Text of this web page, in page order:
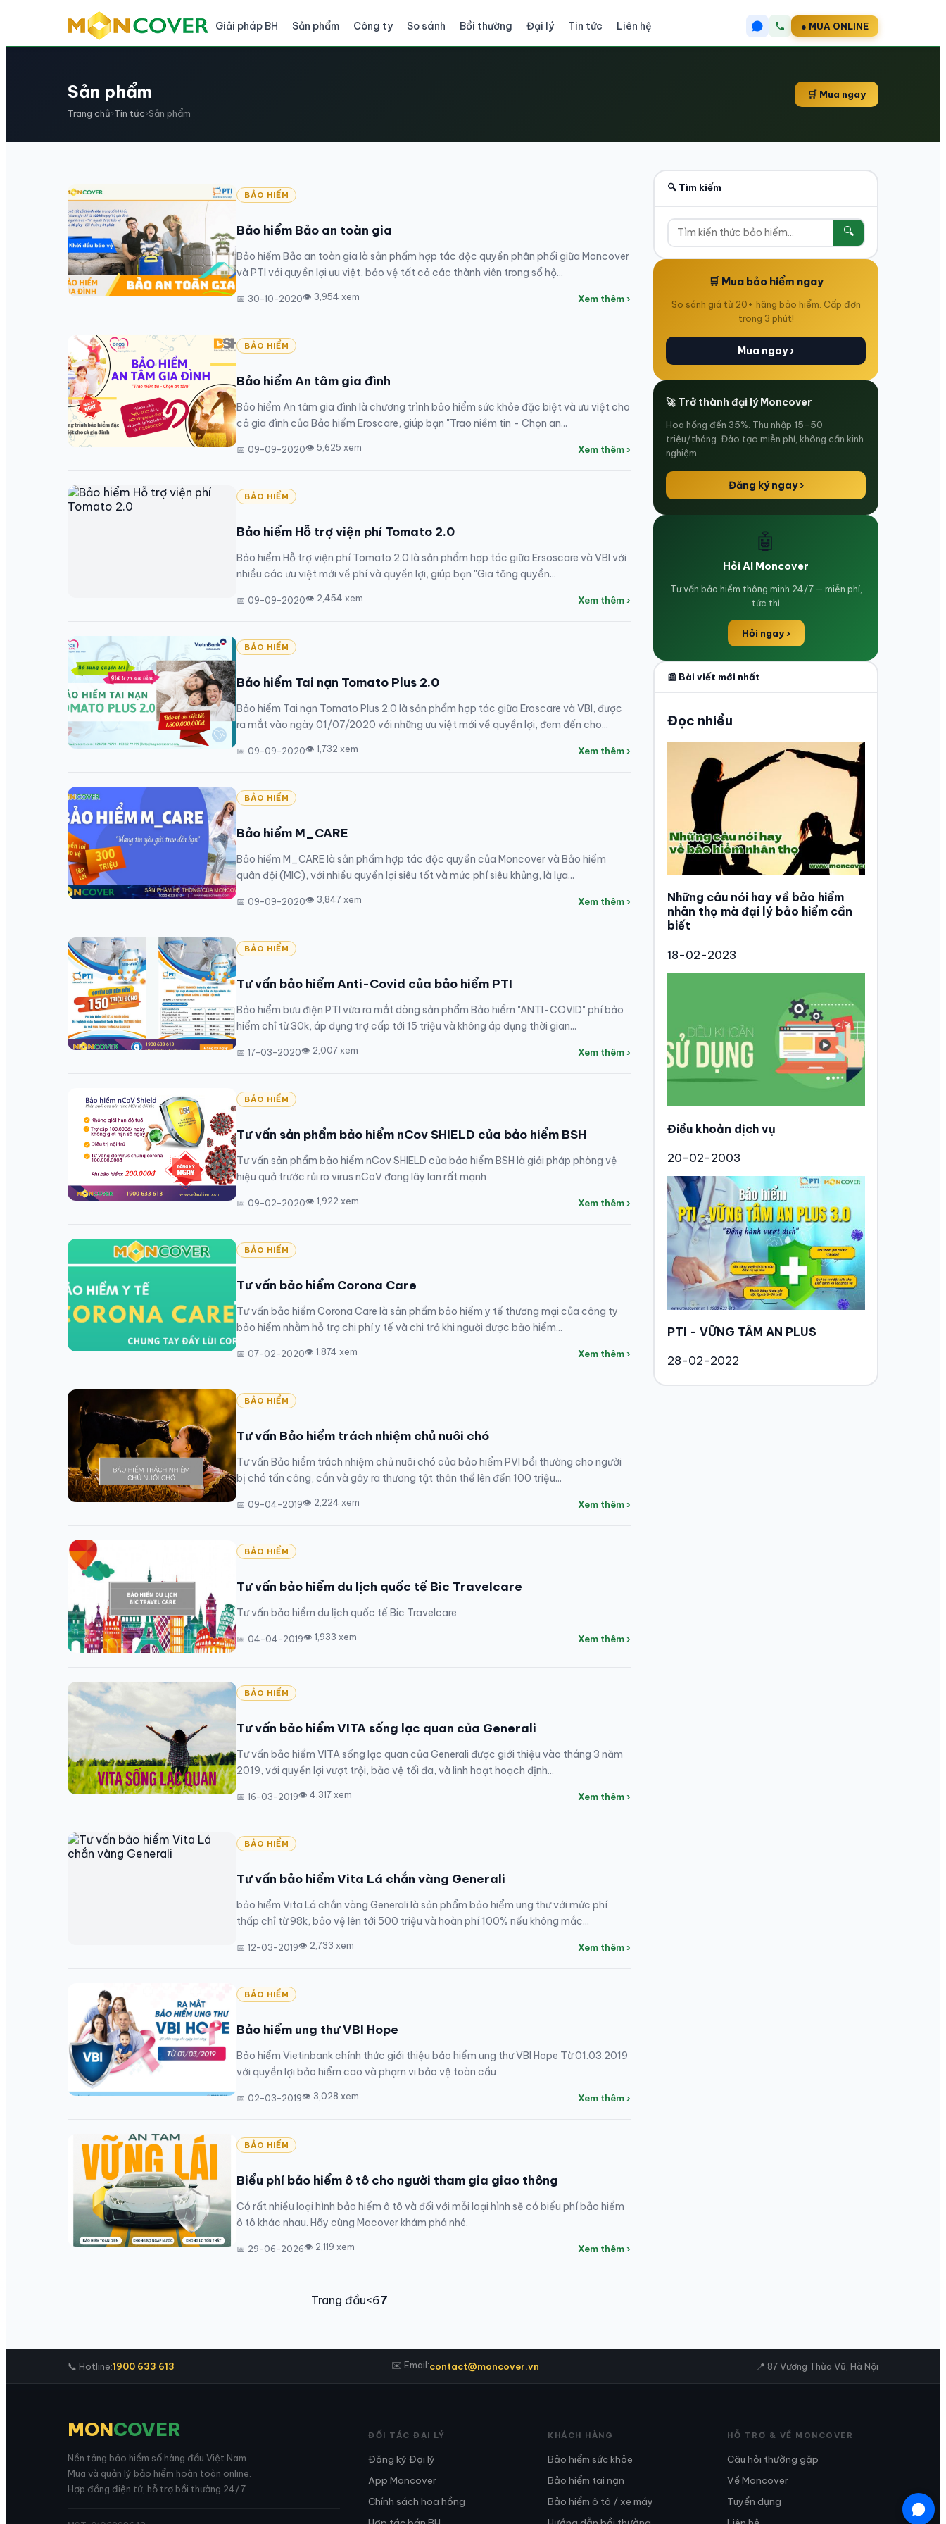
Giải pháp BH Sản phẩm Công ty So sánh Bồi thường Đại lý Tin tức Liên hệ ● MUA ONLINE
Sản phẩm
Trang chủ›Tin tức›Sản phẩm
🛒 Mua ngay
BẢO HIỂM
Bảo hiểm Bảo an toàn gia
Bảo hiểm Bảo an toàn gia là sản phẩm hợp tác độc quyền phân phối giữa Moncover
và PTI với quyền lợi ưu việt, bảo vệ tất cả các thành viên trong sổ hộ...
📅 30-10-2020👁 3,954 xem Xem thêm ›
BẢO HIỂM
Bảo hiểm An tâm gia đình
Bảo hiểm An tâm gia đình là chương trình bảo hiểm sức khỏe đặc biệt và ưu việt cho
cả gia đình của Bảo hiểm Eroscare, giúp bạn "Trao niềm tin - Chọn an...
📅 09-09-2020👁 5,625 xem Xem thêm ›
BẢO HIỂM
Bảo hiểm Hỗ trợ viện phí Tomato 2.0
Bảo hiểm Hỗ trợ viện phí Tomato 2.0 là sản phẩm hợp tác giữa Ersoscare và VBI với
nhiều các ưu việt mới về phí và quyền lợi, giúp bạn "Gia tăng quyền...
📅 09-09-2020👁 2,454 xem Xem thêm ›
BẢO HIỂM
Bảo hiểm Tai nạn Tomato Plus 2.0
Bảo hiểm Tai nạn Tomato Plus 2.0 là sản phẩm hợp tác giữa Eroscare và VBI, được
ra mắt vào ngày 01/07/2020 với những ưu việt mới về quyền lợi, đem đến cho...
📅 09-09-2020👁 1,732 xem Xem thêm ›
BẢO HIỂM
Bảo hiểm M_CARE
Bảo hiểm M_CARE là sản phẩm hợp tác độc quyền của Moncover và Bảo hiểm
quân đội (MIC), với nhiều quyền lợi siêu tốt và mức phí siêu khủng, là lựa...
📅 09-09-2020👁 3,847 xem Xem thêm ›
BẢO HIỂM
Tư vấn bảo hiểm Anti-Covid của bảo hiểm PTI
Bảo hiểm bưu điện PTI vừa ra mắt dòng sản phẩm Bảo hiểm "ANTI-COVID" phí bảo
hiểm chỉ từ 30k, áp dụng trợ cấp tới 15 triệu và không áp dụng thời gian...
📅 17-03-2020👁 2,007 xem Xem thêm ›
BẢO HIỂM
Tư vấn sản phẩm bảo hiểm nCov SHIELD của bảo hiểm BSH
Tư vấn sản phẩm bảo hiểm nCov SHIELD của bảo hiểm BSH là giải pháp phòng vệ
hiệu quả trước rủi ro virus nCoV đang lây lan rất mạnh
📅 09-02-2020👁 1,922 xem Xem thêm ›
BẢO HIỂM
Tư vấn bảo hiểm Corona Care
Tư vấn bảo hiểm Corona Care là sản phẩm bảo hiểm y tế thương mại của công ty
bảo hiểm nhằm hỗ trợ chi phí y tế và chi trả khi người được bảo hiểm...
📅 07-02-2020👁 1,874 xem Xem thêm ›
BẢO HIỂM
Tư vấn Bảo hiểm trách nhiệm chủ nuôi chó
Tư vấn Bảo hiểm trách nhiệm chủ nuôi chó của bảo hiểm PVI bồi thường cho người
bị chó tấn công, cắn và gây ra thương tật thân thể lên đến 100 triệu...
📅 09-04-2019👁 2,224 xem Xem thêm ›
BẢO HIỂM
Tư vấn bảo hiểm du lịch quốc tế Bic Travelcare
Tư vấn bảo hiểm du lịch quốc tế Bic Travelcare
📅 04-04-2019👁 1,933 xem Xem thêm ›
BẢO HIỂM
Tư vấn bảo hiểm VITA sống lạc quan của Generali
Tư vấn bảo hiểm VITA sống lạc quan của Generali được giới thiệu vào tháng 3 năm
2019, với quyền lợi vượt trội, bảo vệ tối đa, và linh hoạt hoạch định...
📅 16-03-2019👁 4,317 xem Xem thêm ›
BẢO HIỂM
Tư vấn bảo hiểm Vita Lá chắn vàng Generali
bảo hiểm Vita Lá chắn vàng Generali là sản phẩm bảo hiểm ung thư với mức phí
thấp chỉ từ 98k, bảo vệ lên tới 500 triệu và hoàn phí 100% nếu không mắc...
📅 12-03-2019👁 2,733 xem Xem thêm ›
BẢO HIỂM
Bảo hiểm ung thư VBI Hope
Bảo hiểm Vietinbank chính thức giới thiệu bảo hiểm ung thư VBI Hope Từ 01.03.2019
với quyền lợi bảo hiểm cao và phạm vi bảo vệ toàn cầu
📅 02-03-2019👁 3,028 xem Xem thêm ›
BẢO HIỂM
Biểu phí bảo hiểm ô tô cho người tham gia giao thông
Có rất nhiều loại hình bảo hiểm ô tô và đối với mỗi loại hình sẽ có biểu phí bảo hiểm
ô tô khác nhau. Hãy cùng Mocover khám phá nhé.
📅 29-06-2026👁 2,119 xem Xem thêm ›
Trang đầu<67
🔍 Tìm kiếm
🔍
🛒 Mua bảo hiểm ngay
So sánh giá từ 20+ hãng bảo hiểm. Cấp đơn
trong 3 phút!
Mua ngay ›
🚀 Trở thành đại lý Moncover
Hoa hồng đến 35%. Thu nhập 15-50
triệu/tháng. Đào tạo miễn phí, không cần kinh
nghiệm.
Đăng ký ngay ›
🤖
Hỏi AI Moncover
Tư vấn bảo hiểm thông minh 24/7 — miễn phí,
tức thì
Hỏi ngay ›
📰 Bài viết mới nhất
Đọc nhiều
Những câu nói hay về bảo hiểm
nhân thọ mà đại lý bảo hiểm cần
biết
18-02-2023
Điều khoản dịch vụ
20-02-2003
PTI - VỮNG TÂM AN PLUS
28-02-2022
📞 Hotline:1900 633 613 ✉️ Email:contact@moncover.vn 📍 87 Vương Thừa Vũ, Hà Nội
MONCOVER
Nền tảng bảo hiểm số hàng đầu Việt Nam.
Mua và quản lý bảo hiểm hoàn toàn online.
Hợp đồng điện tử, hỗ trợ bồi thường 24/7.
ĐỐI TÁC ĐẠI LÝ
Đăng ký Đại lý
App Moncover
Chính sách hoa hồng
KHÁCH HÀNG
Bảo hiểm sức khỏe
Bảo hiểm tai nạn
Bảo hiểm ô tô / xe máy
HỖ TRỢ & VỀ MONCOVER
Câu hỏi thường gặp
Về Moncover
Tuyển dụng